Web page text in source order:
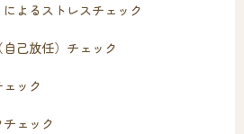
によるストレスチェック
己放任）チェック
ック
ェック